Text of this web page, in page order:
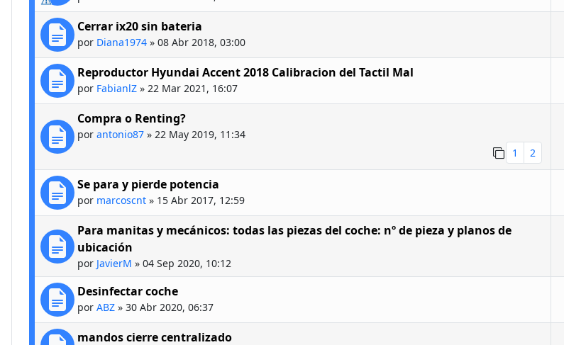
Cerrar ix20 sin bateria
por Diana1974 » 08 Abr 2018, 03:00
Reproductor Hyundai Accent 2018 Calibracion del Tactil Mal
por FabianlZ » 22 Mar 2021, 16:07
Compra o Renting?
por antonio87 » 22 May 2019, 11:34
1
2
Se para y pierde potencia
por marcoscnt » 15 Abr 2017, 12:59
Para manitas y mecánicos: todas las piezas del coche: nº de pieza y planos de
ubicación
por JavierM » 04 Sep 2020, 10:12
Desinfectar coche
por ABZ » 30 Abr 2020, 06:37
mandos cierre centralizado